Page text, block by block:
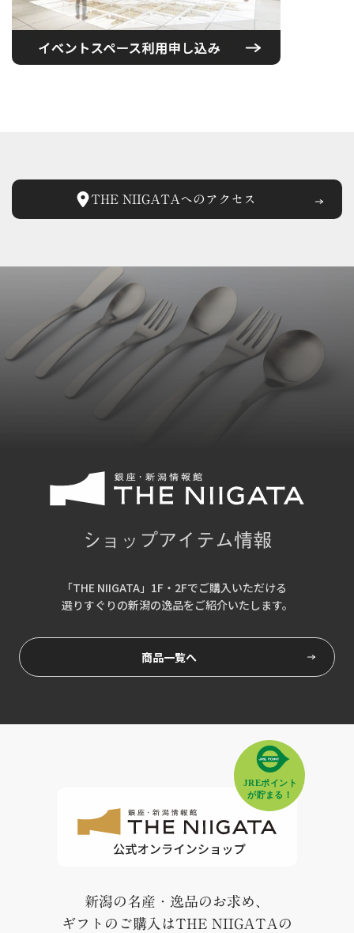
THE NIIGATAへの アクセス
ショップアイテム情報
「THE NIIGATA」1F・2Fでご購入いただける
選りすぐりの新潟の逸品をご紹介いたします。
商品一覧へ
新潟の名産・逸品のお求め、
ギフトのご購入はTHE NIIGATAの